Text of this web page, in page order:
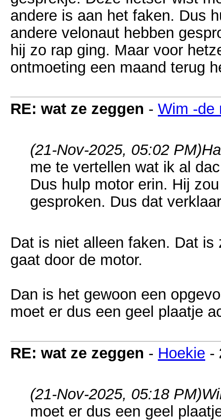
andere is aan het faken. Dus
andere velonaut hebben
hij zo rap ging. Maar voor
ontmoeting een maand terug
RE: wat ze zeggen - Wim -de
(21-Nov-2025, 05:02 PM)
me te vertellen wat ik al
Dus hulp motor erin. Hij
gesproken. Dus dat
Dat is niet alleen faken. Dat
gaat door de motor.
Dan is het gewoon een
moet er dus een geel plaatje
RE: wat ze zeggen - Hoekie -
(21-Nov-2025, 05:18 PM)
moet er dus een geel